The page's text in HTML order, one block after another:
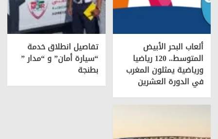
ألعاب البحر الأبيض
المتوسط.. 120 رياضيا
ورياضية يمثلون المغرب
في الدورة العشرين
تفاصيل انطلاق خدمة
“سيارة أمان” و “مدار ”
بطنجة